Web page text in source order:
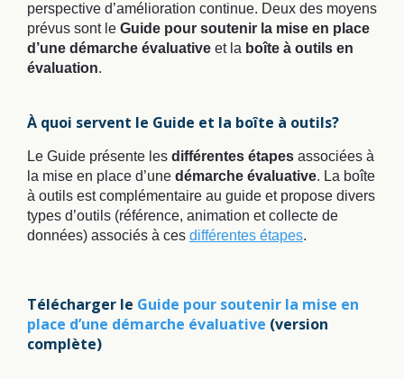
perspective d’amélioration continue. Deux des moyens
prévus sont le Guide pour soutenir la mise en place
d’une démarche évaluative et la boîte à outils en
évaluation.
À quoi servent le Guide et la boîte à outils?
Le Guide présente les différentes étapes associées à
la mise en place d’une démarche évaluative. La boîte
à outils est complémentaire au guide et propose divers
types d’outils (référence, animation et collecte de
données) associés à ces différentes étapes.
Télécharger le Guide pour soutenir la mise en
place d’une démarche évaluative (version
complète)